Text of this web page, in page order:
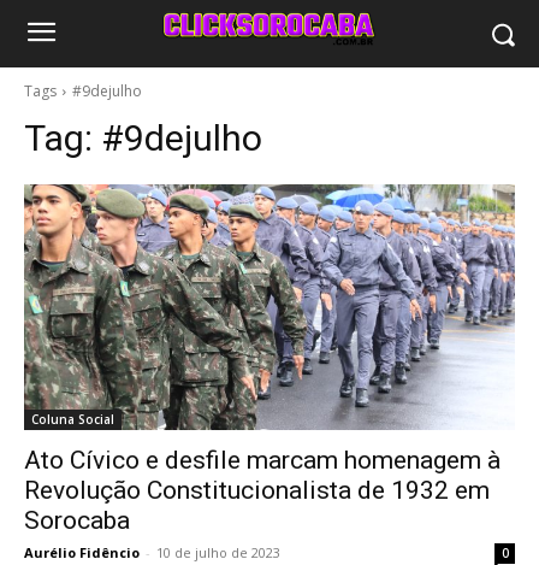
Tags #9dejulho
Tag: #9dejulho
Coluna Social
Ato Cívico e desfile marcam homenagem à
Revolução Constitucionalista de 1932 em
Sorocaba
Aurélio Fidêncio - 10 de julho de 2023 0